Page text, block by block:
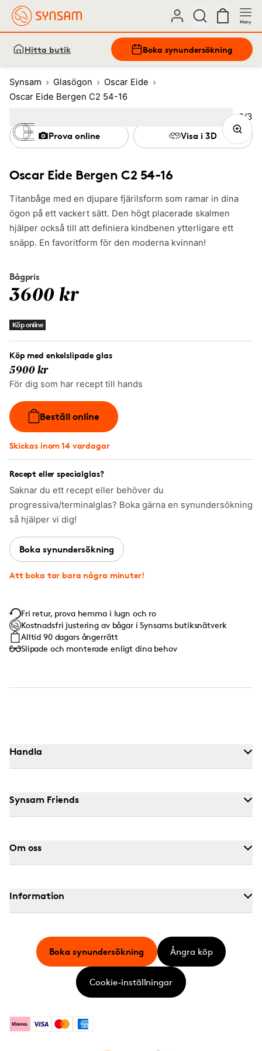
Meny
Hitta butik Boka synundersökning
Synsam Glasögon
Oscar Eide
Oscar Eide Bergen C2 54-16
Oscar Eide Bergen C2 54-16
Titanbåge med en djupare fjärilsform som ramar in dina
ögon på ett vackert sätt. Den högt placerade skalmen
hjälper också till att definiera kindbenen ytterligare ett
snäpp. En favoritform för den moderna kvinnan!
Bågpris
3600 kr
Köp online
Köp med enkelslipade glas
5900 kr
För dig som har recept till hands
Beställ online
Skickas inom 14 vardagar
Recept eller specialglas?
Saknar du ett recept eller behöver du
progressiva/terminalglas? Boka gärna en synundersökning
så hjälper vi dig!
Boka synundersökning
Att boka tar bara några minuter!
Prova online Visa i 3D
Fri retur, prova hemma i lugn och ro
Kostnadsfri justering av bågar i Synsams butiksnätverk
Alltid 90 dagars ångerrätt
Slipade och monterade enligt dina behov
Bild
2/3
3
Handla
Synsam Friends
Om oss
Information
KlarnaVisa MastercardAmerican Express
Boka synundersökning Ångra köp
Cookie-inställningar